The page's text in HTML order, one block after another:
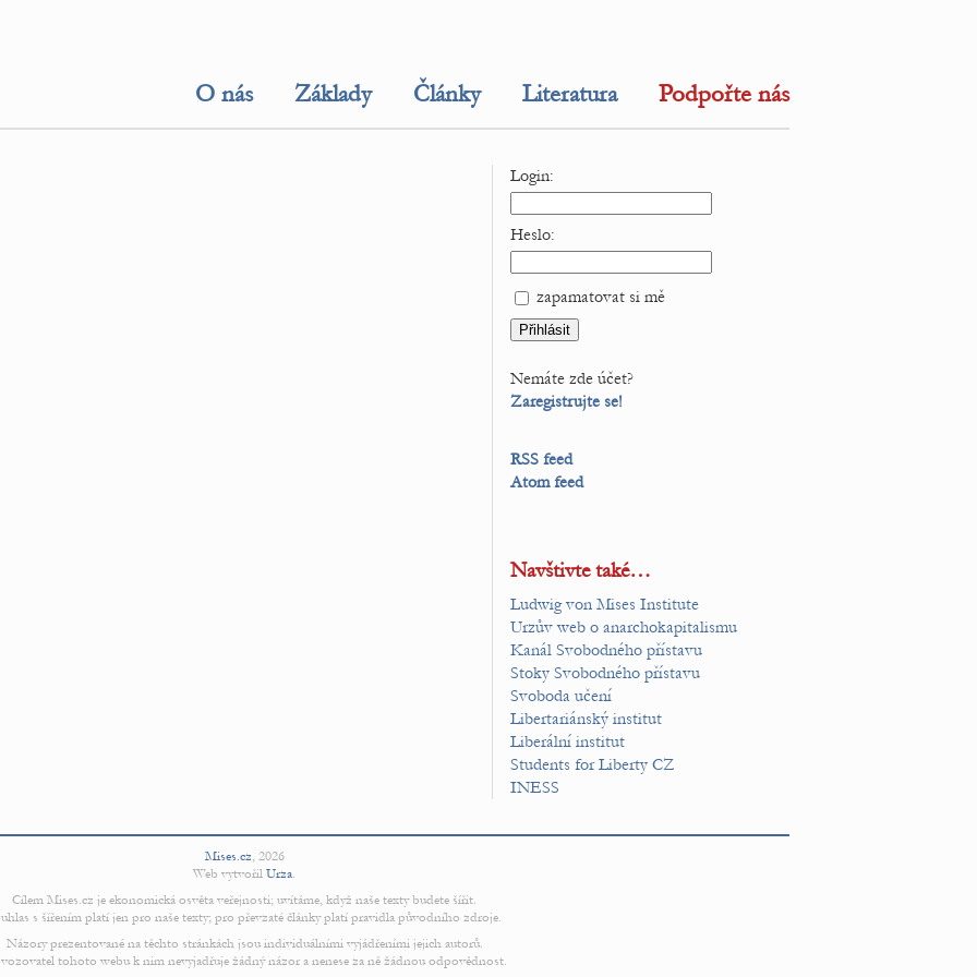
O nás Základy Články Literatura Podpořte nás
Login:
Heslo:
zapamatovat si mě
Nemáte zde účet?
Zaregistrujte se!
RSS feed
Atom feed
Navštivte také…
Ludwig von Mises Institute
Urzův web o anarchokapitalismu
Kanál Svobodného přístavu
Stoky Svobodného přístavu
Svoboda učení
Libertariánský institut
Liberální institut
Students for Liberty CZ
INESS
Mises.cz, 2026
Web vytvořil Urza.
Cílem Mises.cz je ekonomická osvěta veřejnosti; uvítáme, když naše texty budete šířit.
s šířením platí jen pro naše texty; pro převzaté články platí pravidla původního zdroje.
Názory prezentované na těchto stránkách jsou individuálními vyjádřeními jejich autorů.
tohoto webu k nim nevyjadřuje žádný názor a nenese za ně žádnou odpovědnost.